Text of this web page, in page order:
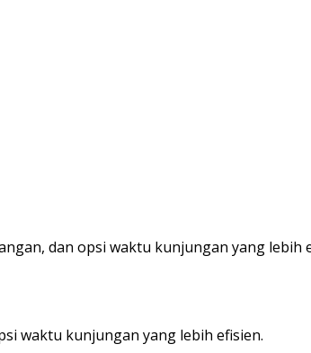
dan opsi waktu kunjungan yang lebih
waktu kunjungan yang lebih efisien.